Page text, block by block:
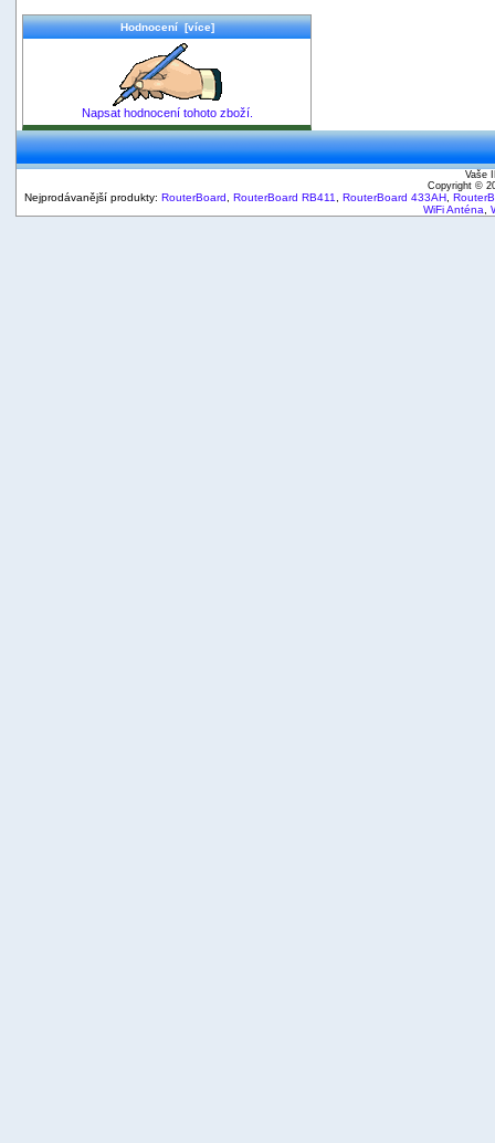
Hodnocení [více]
Napsat hodnocení tohoto zboží.
Vaše
Copyright ©
Nejprodávanější produkty: RouterBoard RouterBoard RB411 RouterBoard 433AH
WiFi Anténa